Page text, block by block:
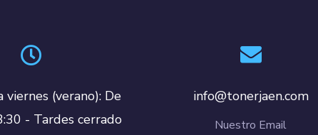
viernes (verano): De
- Tardes cerrado
info@tonerjaen.com
Nuestro Email